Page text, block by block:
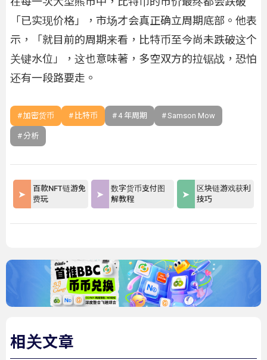
「已实现价格」，市场才会真正确立周期底部。他表
示，「就目前的周期来看，比特币至今尚未跌破这个
关键水位」，这也意味著，多空双方的拉锯战，恐怕
还有一段路要走。
加密货币 比特币 4 年周期 Samson Mow
分析
百款NFT链游免
费玩
数字货币支付图
解教程
区块链游戏获利
技巧
相关文章